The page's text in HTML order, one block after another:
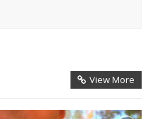
View More